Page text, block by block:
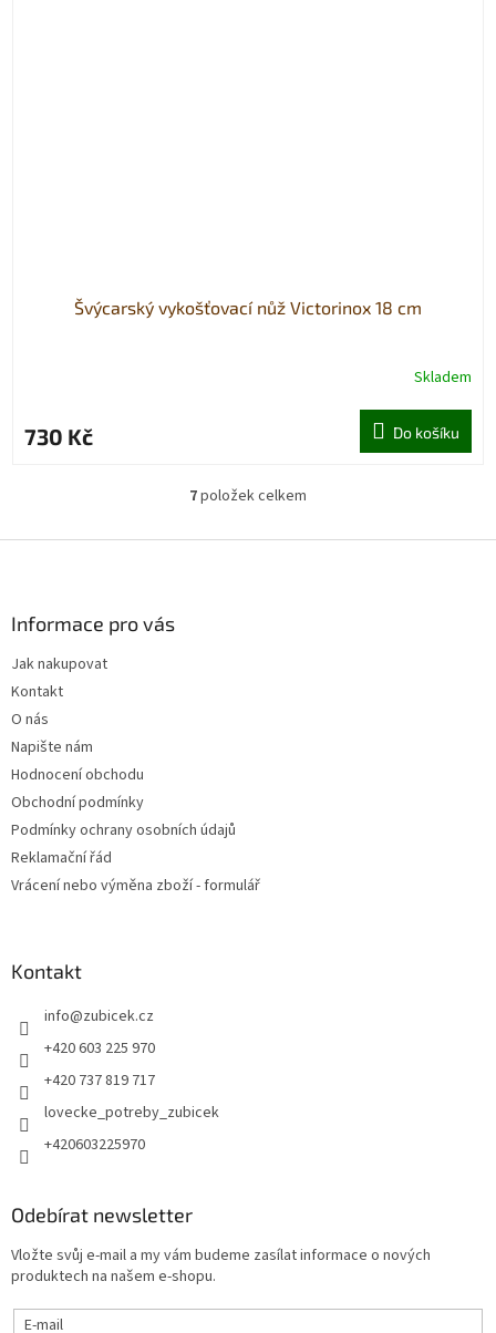
Švýcarský vykošťovací nůž Victorinox 18 cm
Skladem
730 Kč Do košíku
O
l
u
7položek celkem
Informace pro vás
Jak nakupovat
Kontakt
O nás
Napište nám
Hodnocení obchodu
Obchodní podmínky
Podmínky ochrany osobních údajů
Reklamační řád
Vrácení nebo výměna zboží - formulář
Kontakt
info@zubicek.cz
+420 603 225 970
+420 737 819 717
lovecke_potreby_zubicek
+420603225970
Odebírat newsletter
Vložte svůj e-mail a my vám budeme zasílat informace o nových
produktech na našem e-shopu.
E-mail